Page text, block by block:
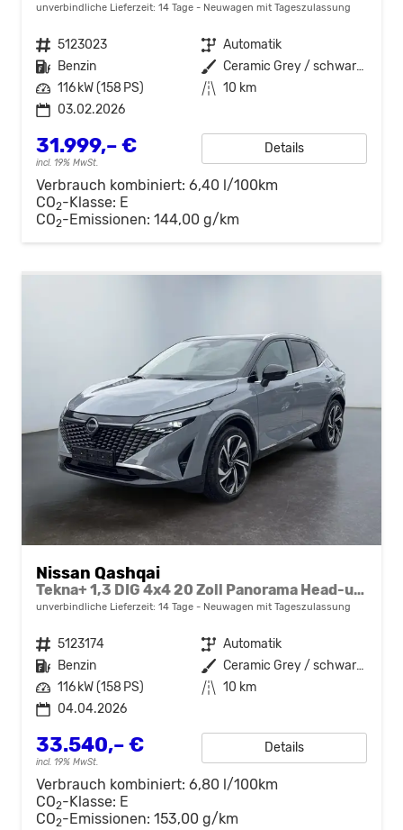
unverbindliche Lieferzeit: 14 Tage Neuwagen mit Tageszulassung
Fahrzeugnr. 5123023 Getriebe Automatik
Kraftstoff Benzin Außenfarbe
Ceramic Grey / schwarzes Dach
Leistung 116 kW (158 PS) Kilometerstand 10 km
03.02.2026
31.999,– €
incl. 19% MwSt.
Details
Verbrauch kombiniert: 6,40 l/100km
CO2-Klasse: E
CO2-Emissionen: 144,00 g/km
Nissan Qashqai
Tekna+ 1,3 DIG 4x4 20 Zoll Panorama Head-up 360° Leder Massage Navi el Heckklappe
unverbindliche Lieferzeit: 14 Tage Neuwagen mit Tageszulassung
Fahrzeugnr. 5123174 Getriebe Automatik
Kraftstoff Benzin Außenfarbe
Ceramic Grey / schwarzes Dach
Leistung 116 kW (158 PS) Kilometerstand 10 km
04.04.2026
33.540,– €
incl. 19% MwSt.
Details
Verbrauch kombiniert: 6,80 l/100km
CO2-Klasse: E
CO2-Emissionen: 153,00 g/km